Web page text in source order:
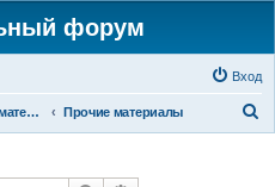
форум
Вход
Строительные материалы и изделия Прочие материалы